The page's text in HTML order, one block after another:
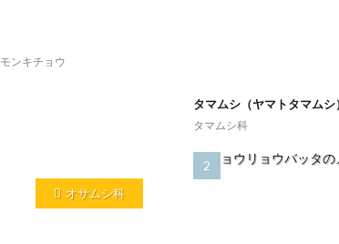
モンキチョウ
オサムシ科
タマムシ（ヤマトタマムシ）
タマムシ科